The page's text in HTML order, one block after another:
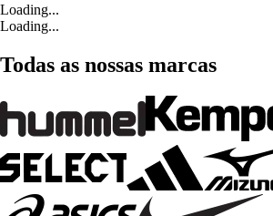
Loading...
Loading...
Todas as nossas marcas